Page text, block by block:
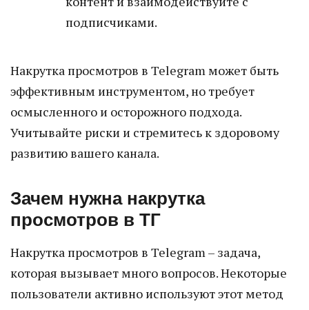
подписчиками.
Накрутка просмотров в Telegram может быть
эффективным инструментом, но требует
осмысленного и осторожного подхода.
Учитывайте риски и стремитесь к здоровому
развитию вашего канала.
Зачем нужна накрутка
просмотров в ТГ
Накрутка просмотров в Telegram – задача,
которая вызывает много вопросов. Некоторые
пользователи активно используют этот метод